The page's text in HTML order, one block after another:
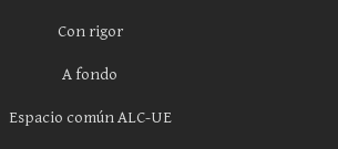
Con rigor
A fondo
Espacio común ALC-UE